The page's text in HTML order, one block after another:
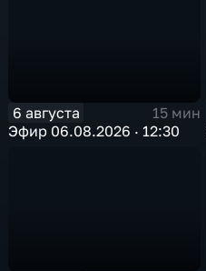
6 августа
15 мин
Эфир 06.08.2026 · 12:30